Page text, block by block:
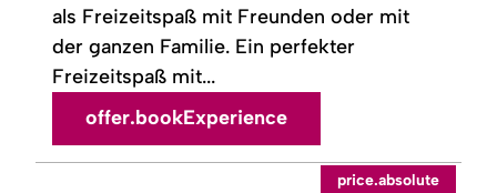
als Freizeitspaß mit Freunden oder mit
der ganzen Familie. Ein perfekter
Freizeitspaß mit...
offer.bookExperience
price.absolute
readmore: